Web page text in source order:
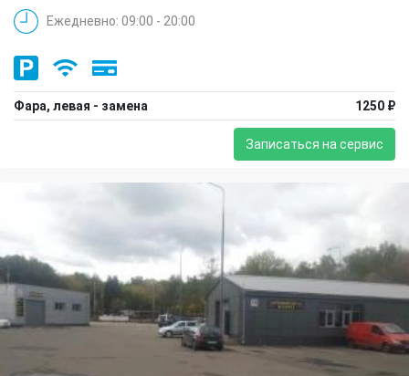
Ежедневно: 09:00 - 20:00
Фара, левая - замена 1250 ₽
Записаться на сервис